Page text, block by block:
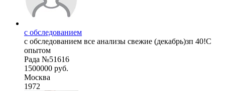
с обследованием
с обследованием все анализы свежие (декабрь)зп 40!С
опытом
Рада №51616
1500000 руб.
Москва
1972